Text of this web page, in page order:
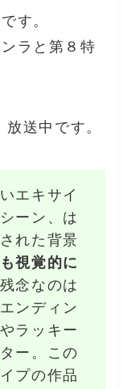
す。
ラと第８特
送中です。
エキサイ
ーン、は
れた背景
視覚的に
念なのは
ンディン
ラッキー
ー。この
プの作品